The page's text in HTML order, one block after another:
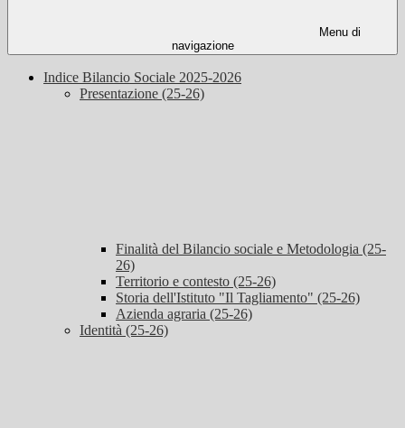
Menu di
navigazione
Indice Bilancio Sociale 2025-2026
Presentazione (25-26)
Finalità del Bilancio sociale e Metodologia (25-
26)
Territorio e contesto (25-26)
Storia dell'Istituto "Il Tagliamento" (25-26)
Azienda agraria (25-26)
Identità (25-26)